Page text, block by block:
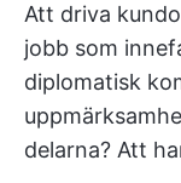
Att driva
jobb som
diplomatisk
delarna? Att